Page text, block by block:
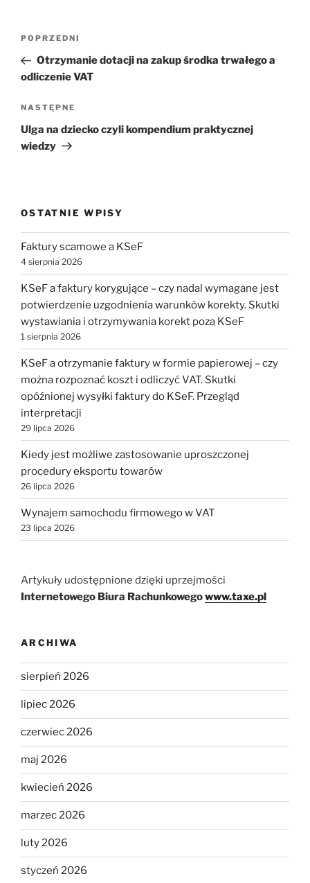
Nawigacja
Poprzedni
wpis
POPRZEDNI
Otrzymanie dotacji na zakup środka trwałego a
odliczenie VAT
Następny
wpis
NASTĘPNE
Ulga na dziecko czyli kompendium praktycznej
wiedzy
OSTATNIE WPISY
Faktury scamowe a KSeF
4 sierpnia 2026
KSeF a faktury korygujące – czy nadal wymagane jest
potwierdzenie uzgodnienia warunków korekty. Skutki
wystawiania i otrzymywania korekt poza KSeF
1 sierpnia 2026
KSeF a otrzymanie faktury w formie papierowej – czy
można rozpoznać koszt i odliczyć VAT. Skutki
opóźnionej wysyłki faktury do KSeF. Przegląd
interpretacji
29 lipca 2026
Kiedy jest możliwe zastosowanie uproszczonej
procedury eksportu towarów
26 lipca 2026
Wynajem samochodu firmowego w VAT
23 lipca 2026
Artykuły udostępnione dzięki uprzejmości
Internetowego Biura Rachunkowegowww.taxe.pl
ARCHIWA
sierpień 2026
lipiec 2026
czerwiec 2026
maj 2026
kwiecień 2026
marzec 2026
luty 2026
styczeń 2026